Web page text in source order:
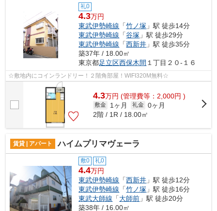
礼0
4.3万円
東武伊勢崎線 「竹ノ塚 」駅 徒歩14分
東武伊勢崎線 「谷塚 」駅 徒歩29分
東武伊勢崎線 「西新井 」駅 徒歩35分
築37年 / 18.00㎡
東京都足立区西保木間 １丁目２０‐１６
☆敷地内にコインランドリー！２階角部屋！WIFI320M無料☆
4.3万円 (管理費等：2,000円 )
敷金 1ヶ月 礼金 0ヶ月
2階 / 1R / 18.00㎡
賃貸 | アパート ハイムプリマヴェーラ
敷0 礼0
4.4万円
東武伊勢崎線 「西新井 」駅 徒歩12分
東武伊勢崎線 「竹ノ塚 」駅 徒歩16分
東武大師線 「大師前 」駅 徒歩20分
築38年 / 16.00㎡